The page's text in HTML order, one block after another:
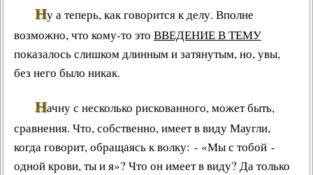
Ну а теперь, как говорится к делу. Вполне
возможно, что кому-то это ВВЕДЕНИЕ В ТЕМУ
показалось слишком длинным и затянутым, но, увы,
без него было никак.
Начну с несколько рискованного, может быть,
сравнения. Что, собственно, имеет в виду Маугли,
когда говорит, обращаясь к волку: - «Мы с тобой -
одной крови, ты и я»? Что он имеет в виду? Да только